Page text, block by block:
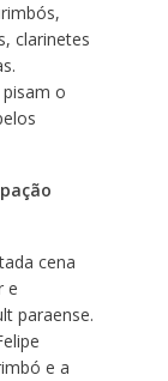
clarinetes
o
cena
e
paraense.
e a